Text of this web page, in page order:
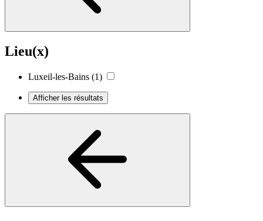
Lieu(x)
Luxeil-les-Bains (1)
Afficher les résultats